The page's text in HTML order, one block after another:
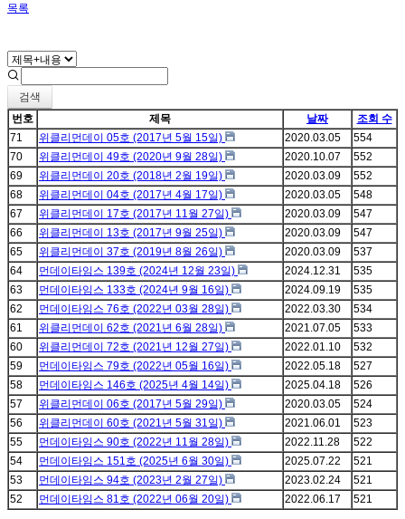
목록
검색
번호
제목 날짜
조회 수
71
위클리먼데이 05호 (2017년 5월 15일) 2020.03.05
554
70
위클리먼데이 49호 (2020년 9월 28일) 2020.10.07
552
69
위클리먼데이 20호 (2018년 2월 19일) 2020.03.09
552
68
위클리먼데이 04호 (2017년 4월 17일) 2020.03.05
548
67
위클리먼데이 17호 (2017년 11월 27일) 2020.03.09
547
66
위클리먼데이 13호 (2017년 9월 25일) 2020.03.09
547
65
위클리먼데이 37호 (2019년 8월 26일) 2020.03.09
537
64
먼데이타임스 139호 (2024년 12월 23일) 2024.12.31
535
63
먼데이타임스 133호 (2024년 9월 16일) 2024.09.19
535
62
먼데이타임스 76호 (2022년 03월 28일) 2022.03.30
534
61
위클리먼데이 62호 (2021년 6월 28일) 2021.07.05
533
60
위클리먼데이 72호 (2021년 12월 27일) 2022.01.10
532
59
먼데이타임스 79호 (2022년 05월 16일) 2022.05.18
527
58
먼데이타임스 146호 (2025년 4월 14일) 2025.04.18
526
57
위클리먼데이 06호 (2017년 5월 29일) 2020.03.05
524
56
위클리먼데이 60호 (2021년 5월 31일) 2021.06.01
523
55
먼데이타임스 90호 (2022년 11월 28일) 2022.11.28
522
54
먼데이타임스 151호 (2025년 6월 30일) 2025.07.22
521
53
먼데이타임스 94호 (2023년 2월 27일) 2023.02.24
521
52
먼데이타임스 81호 (2022년 06월 20일) 2022.06.17 521